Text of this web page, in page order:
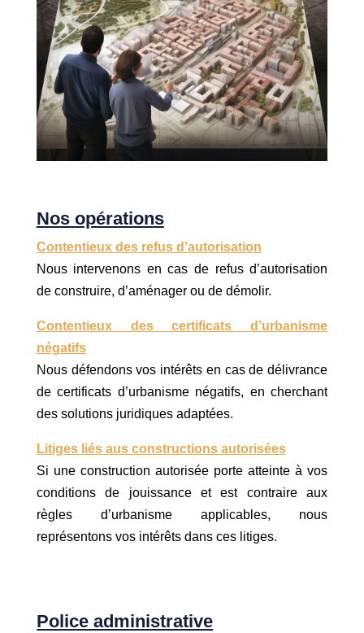
Nos opérations
Contentieux des refus d’autorisation
Nous intervenons en cas de refus d’autorisation
de construire, d’aménager ou de démolir.
Contentieux des certificats d’urbanisme
négatifs
Nous défendons vos intérêts en cas de délivrance
de certificats d’urbanisme négatifs, en cherchant
des solutions juridiques adaptées.
Litiges liés aus constructions autorisées
Si une construction autorisée porte atteinte à vos
conditions de jouissance et est contraire aux
règles d’urbanisme applicables, nous
représentons vos intérêts dans ces litiges.
Police administrative